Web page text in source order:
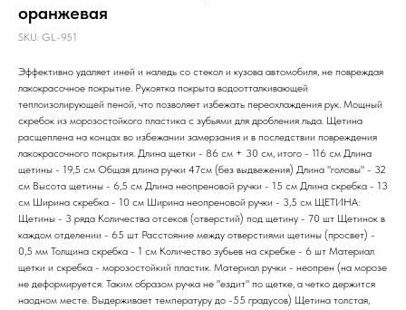
оранжевая
SKU: GL-951
Эффективно удаляет иней и наледь со стекол и кузова автомобиля, не повреждая
лакокрасочное покрытие. Рукоятка покрыта водоотталкивающей
теплоизолирующей пеной, что позволяет избежать переохлаждения рук. Мощный
скребок из морозостойкого пластика с зубьями для дробления льда. Щетина
расщеплена на концах во избежании замерзания и в последствии повреждения
лакокрасочного покрытия. Длина щетки - 86 см + 30 см, итого - 116 см Длина
щетины - 19,5 см Общая длина ручки 47см (без выдвежения) Длина "головы" - 32
см Высота щетины - 6,5 см Длина неопреновой ручки - 15 см Длина скребка - 13
см Ширина скребка - 10 см Ширина неопреновой ручки - 3,5 см ЩЕТИНА:
Щетины - 3 ряда Количества отсеков (отверстий) под щетину - 70 шт Щетинок в
каждом отделении - 65 шт Расстояние между отверстиями щетины (просвет) -
0,5 мм Толщина скребка - 1 см Количество зубьев на скребке - 6 шт Материал
щетки и скребка - морозостойкий пластик. Материал ручки - неопрен (на морозе
не деформируется. Таким образом ручка не "ездит" по щетке, а четко держится
наодном месте. Выдерживает температуру до -55 градусов) Щетина толстая,